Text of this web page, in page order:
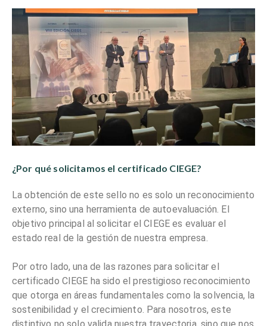
¿Por qué solicitamos el certificado CIEGE?
La obtención de este sello no es solo un reconocimiento
externo, sino una herramienta de autoevaluación. El
objetivo principal al solicitar el CIEGE es evaluar el
estado real de la gestión de nuestra empresa.
Por otro lado, una de las razones para solicitar el
certificado CIEGE ha sido el prestigioso reconocimiento
que otorga en áreas fundamentales como la solvencia, la
sostenibilidad y el crecimiento. Para nosotros, este